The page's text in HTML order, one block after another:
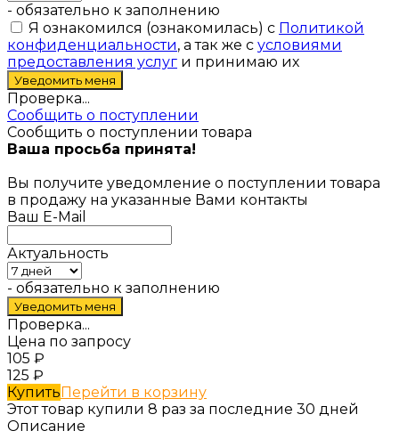
- обязательно к заполнению
Я ознакомился (ознакомилась) с Политикой
конфиденциальности, а так же с условиями
предоставления услуг и принимаю их
Проверка...
Сообщить о поступлении
Сообщить о поступлении товара
Ваша просьба принята!
Вы получите уведомление о поступлении товара
в продажу на указанные Вами контакты
Ваш E-Mail
Актуальность
- обязательно к заполнению
Проверка...
Цена по запросу
105 ₽
125 ₽
КупитьПерейти в корзину
Этот товар купили 8 раз за последние 30 дней
Описание